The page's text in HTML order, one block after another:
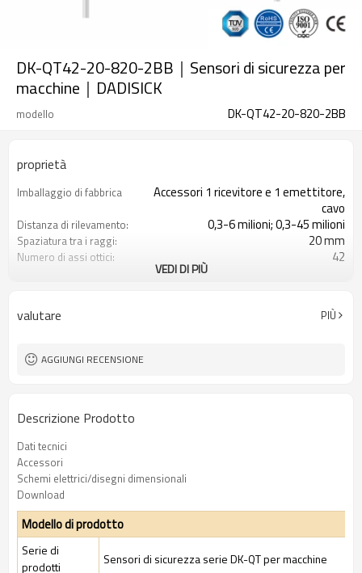
DK-QT42-20-820-2BB｜Sensori di sicurezza per
macchine｜DADISICK
modello DK-QT42-20-820-2BB
proprietà
Imballaggio di fabbrica
Accessori 1 ricevitore e 1 emettitore,
cavo
Distanza di rilevamento: 0,3-6 milioni; 0,3-45 milioni
Spaziatura tra i raggi: 20 mm
Numero di assi ottici: 42
Spina di interfaccia Dotato di connettore M16
Certificazione:
VEDI DI PIÙ
valutare PIÙ
AGGIUNGI RECENSIONE
Descrizione Prodotto
Dati tecnici
Accessori
Schemi elettrici/disegni dimensionali
Download
Modello di prodotto
Serie di
prodotti
Sensori di sicurezza serie DK-QT per macchine